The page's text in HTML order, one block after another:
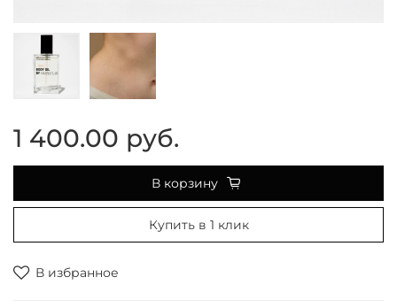
В избранное
1 400.00 руб.
В корзину
Купить в 1 клик